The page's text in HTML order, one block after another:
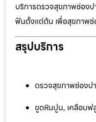
บริการตรวจสุขภาพช่องป
ฟันตั้งแต่ต้น เพื่อสุขภาพช่
สรุปบริการ
ตรวจสุขภาพช่องป
ขูดหินปูน, เคลือบฟ